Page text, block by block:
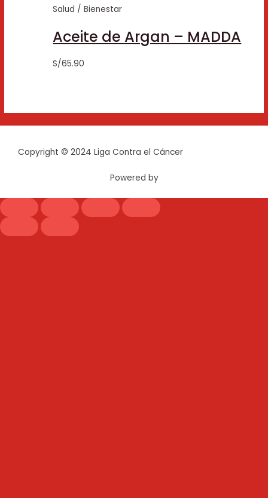
Salud / Bienestar
Aceite de Argan – MADDA
S/65.90
Copyright © 2024 Liga Contra el Cáncer
Powered by